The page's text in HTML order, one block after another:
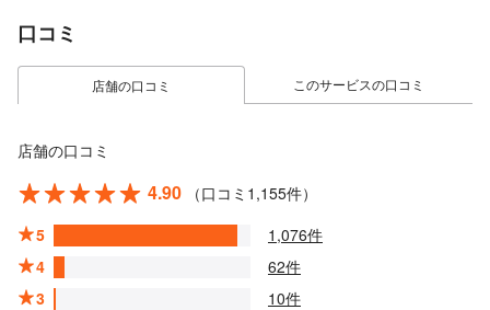
口コミ
店舗の口コミ このサービスの口コミ
店舗の口コミ
4.90
（口コミ1,155件）
5
1,076件
4
62件
3
10件